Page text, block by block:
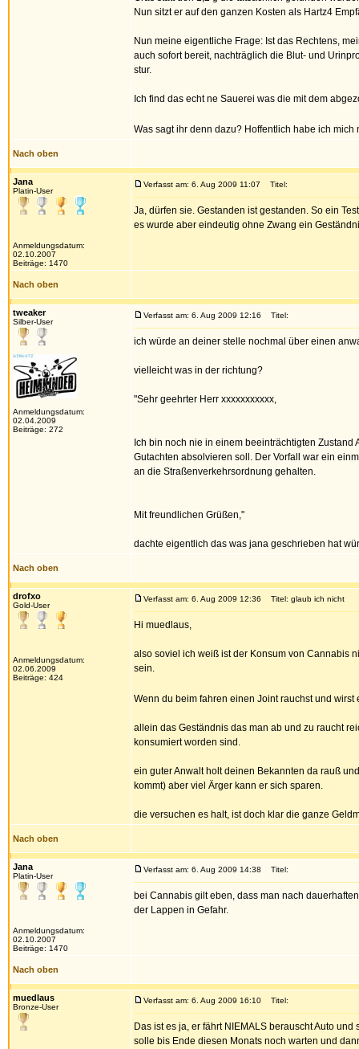
Nun sitzt er auf den ganzen Kosten als Hartz4
Nun meine eigentliche Frage: Ist das Rechtens,
auch sofort bereit, nachträglich die Blut- und
stur.
Ich find das echt ne Sauerei was die mit dem
Was sagt ihr denn dazu? Hoffentlich habe ich
Nach oben
Jana
Platin-User
Anmeldungsdatum:
02.10.2007
Beiträge: 1470
Verfasst am: 6. Aug 2009 11:07 Titel:
Ja, dürfen sie. Gestanden ist gestanden. So ein
es wurde aber eindeutig ohne Zwang ein
Nach oben
tweaker
Silber-User
Anmeldungsdatum:
02.04.2009
Beiträge: 272
Verfasst am: 6. Aug 2009 12:16 Titel:
ich würde an deiner stelle nochmal über einen
vielleicht was in der richtung?
"Sehr geehrter Herr xxxxxxxxxxx,
Ich bin noch nie in einem beeinträchtigten
Gutachten absolvieren soll. Der Vorfall war ein
an die Straßenverkehrsordnung gehalten.
Mit freundlichen Grüßen,"
dachte eigentlich das was jana geschrieben hat
Nach oben
drofxo
Gold-User
Anmeldungsdatum:
02.06.2009
Beiträge: 424
Verfasst am: 6. Aug 2009 12:36 Titel: glaub ich nicht
Hi muedlaus,
also soviel ich weiß ist der Konsum von Cannabis
sein.
Wenn du beim fahren einen Joint rauchst und
allein das Geständnis das man ab und zu raucht
konsumiert worden sind.
ein guter Anwalt holt deinen Bekannten da rauß
kommt) aber viel Ärger kann er sich sparen.
die versuchen es halt, ist doch klar die ganze
Nach oben
Jana
Platin-User
Anmeldungsdatum:
02.10.2007
Beiträge: 1470
Verfasst am: 6. Aug 2009 14:38 Titel:
bei Cannabis gilt eben, dass man nach
der Lappen in Gefahr.
Nach oben
muedlaus
Bronze-User
Verfasst am: 6. Aug 2009 16:10 Titel:
Das ist es ja, er fährt NIEMALS berauscht Auto
solle bis Ende diesen Monats noch warten und